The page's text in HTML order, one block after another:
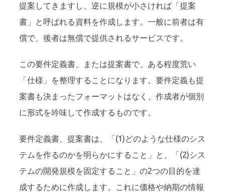
提案してきますし、逆に規模が小さければ「提案
書」と呼ばれる資料を作成します。一般に前者は有
償で、後者は無償で提供されるサービスです。
この要件定義書、または提案書で、ある程度荒い
「仕様」を整理することになります。要件定義も提
案書も決まったフォーマットはなく、作成者が個別
に形式を吟味して作成するものです。
要件定義書、提案書は、「(1)どのような仕様のシス
テムを作るのかを明らかにすること」と、「(2)シス
テムの開発規模を固定すること」の2つの目的を達
成するために作成します。これに価格や納期の情報